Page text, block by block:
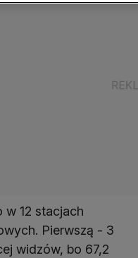
w 12 stacjach
Pierwszą - 3
widzów, bo 67,2